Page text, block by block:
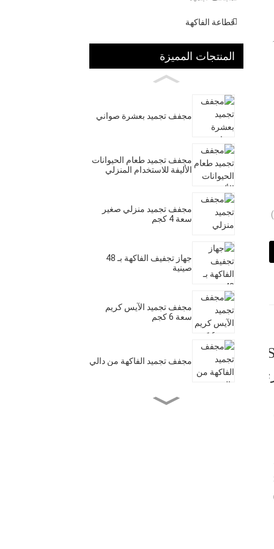
قطاعة الفاكهة
المنتجات المميزة
مجفف تجميد بعشرة صواني
مجفف تجميد طعام الحيوانات
الأليفة للاستخدام المنزلي
مجفف تجميد منزلي صغير
سعة 4 كجم
جهاز تجفيف الفاكهة بـ 48
صينية
مجفف تجميد الآيس كريم
سعة 6 كجم
مجفف تجميد الفاكهة من دالي